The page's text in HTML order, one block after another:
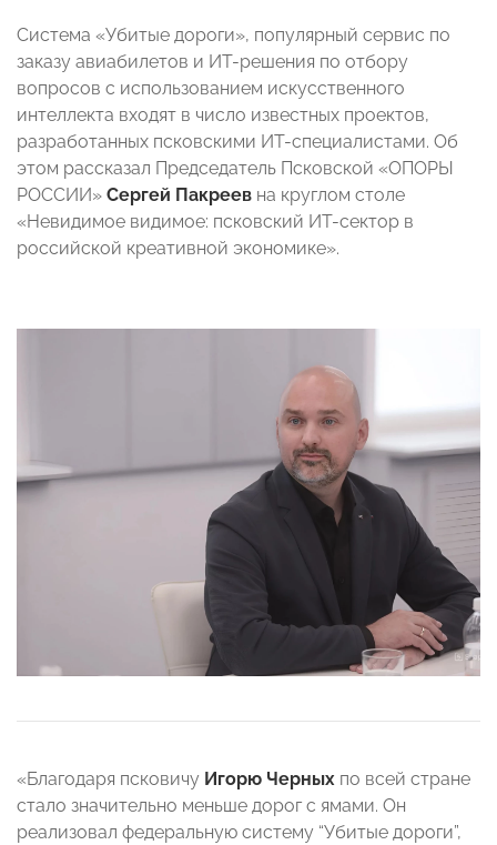
Система «Убитые дороги», популярный сервис по
заказу авиабилетов и ИT-решения по отбору
вопросов с использованием искусственного
интеллекта входят в число известных проектов,
разработанных псковскими ИT-специалистами. Об
этом рассказал Председатель Псковской «ОПОРЫ
РОССИИ» Сергей Пакреев на круглом столе
«Невидимое видимое: псковский ИT-сектор в
российской креативной экономике».
«Благодаря псковичу Игорю Черных по всей стране
стало значительно меньше дорог с ямами. Он
реализовал федеральную систему “Убитые дороги”,